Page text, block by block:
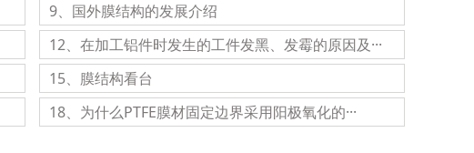
9、国外膜结构的发展介绍
12、在加工铝件时发生的工件发黑、发霉的原因及···
15、膜结构看台
18、为什么PTFE膜材固定边界采用阳极氧化的···